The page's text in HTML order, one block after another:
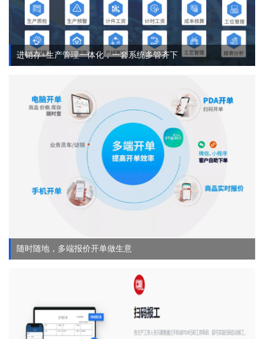
进销存+生产管理一体化，一套系统多管齐下
随时随地，多端报价开单做生意